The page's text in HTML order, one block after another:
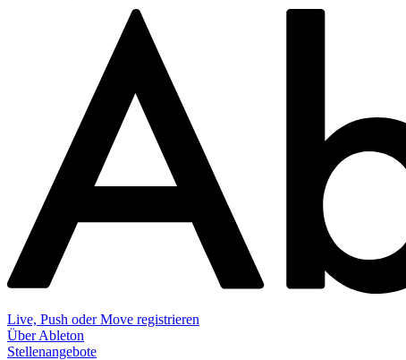
Live, Push oder Move registrieren
Über Ableton
Stellenangebote